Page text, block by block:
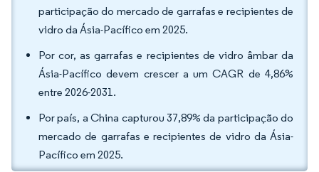
participação do mercado de garrafas e recipientes de
vidro da Ásia-Pacífico em 2025.
Por cor, as garrafas e recipientes de vidro âmbar da
Ásia-Pacífico devem crescer a um CAGR de 4,86%
entre 2026-2031.
Por país, a China capturou 37,89% da participação do
mercado de garrafas e recipientes de vidro da Ásia-
Pacífico em 2025.